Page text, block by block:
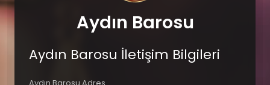
Aydın Barosu
Aydın Barosu İletişim Bilgileri